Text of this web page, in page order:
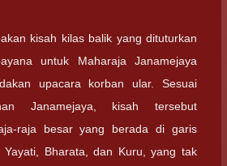
kisah kilas balik yang dituturkan
untuk Maharaja Janamejaya
upacara korban ular. Sesuai
Janamejaya, kisah tersebut
raja besar yang berada di garis
Yayati, Bharata, dan Kuru, yang tak